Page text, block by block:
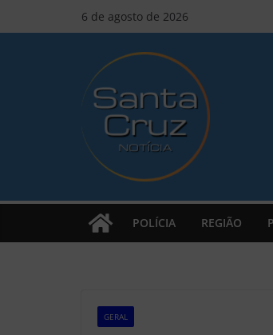
para
6 de agosto de 2026
POLÍCIA REGIÃO
GERAL